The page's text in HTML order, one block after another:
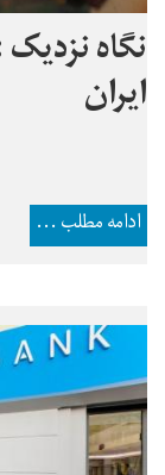
نگاه
ایران
ادامه مطلب ...